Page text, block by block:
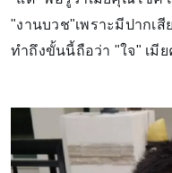
"งานบวช"เพราะมีปากเ
ทำถึงขั้นนี้ถือว่า "ใจ" เมี